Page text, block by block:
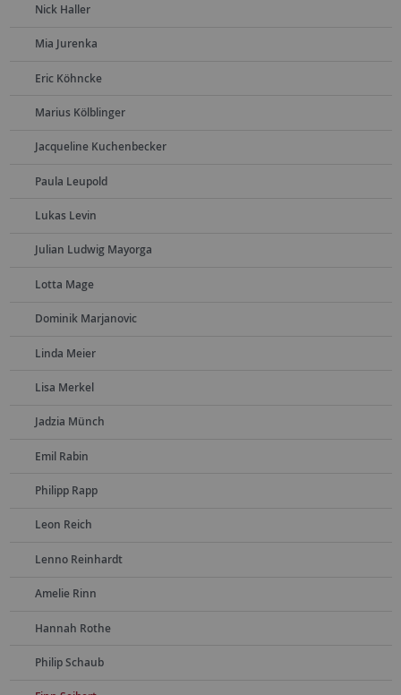
Nick Haller
Mia Jurenka
Eric Köhncke
Marius Kölblinger
Jacqueline Kuchenbecker
Paula Leupold
Lukas Levin
Julian Ludwig Mayorga
Lotta Mage
Dominik Marjanovic
Linda Meier
Lisa Merkel
Jadzia Münch
Emil Rabin
Philipp Rapp
Leon Reich
Lenno Reinhardt
Amelie Rinn
Hannah Rothe
Philip Schaub